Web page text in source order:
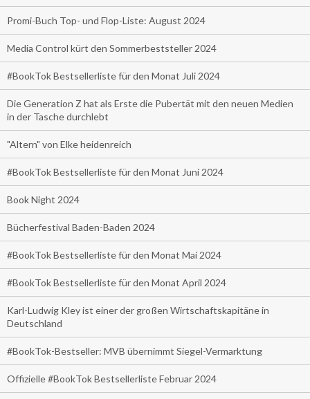
Promi-Buch Top- und Flop-Liste: August 2024
Media Control kürt den Sommerbeststeller 2024
#BookTok Bestsellerliste für den Monat Juli 2024
Die Generation Z hat als Erste die Pubertät mit den neuen Medien
in der Tasche durchlebt
"Altern" von Elke heidenreich
#BookTok Bestsellerliste für den Monat Juni 2024
Book Night 2024
Bücherfestival Baden-Baden 2024
#BookTok Bestsellerliste für den Monat Mai 2024
#BookTok Bestsellerliste für den Monat April 2024
Karl-Ludwig Kley ist einer der großen Wirtschaftskapitäne in
Deutschland
#BookTok-Bestseller: MVB übernimmt Siegel-Vermarktung
Offizielle #BookTok Bestsellerliste Februar 2024